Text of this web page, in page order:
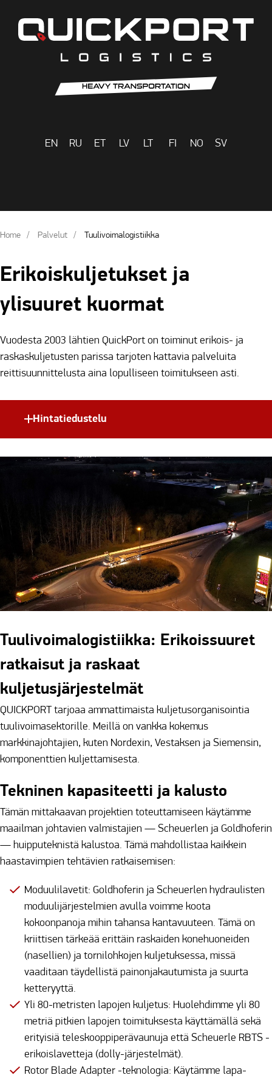
EN RU ET LV LT FI NO SV
Home Palvelut Tuulivoimalogistiikka
Erikoiskuljetukset ja
ylisuuret kuormat
Vuodesta 2003 lähtien QuickPort on toiminut erikois- ja
raskaskuljetusten parissa tarjoten kattavia palveluita
reittisuunnittelusta aina lopulliseen toimitukseen asti.
Hintatiedustelu
Tuulivoimalogistiikka: Erikoissuuret
ratkaisut ja raskaat
kuljetusjärjestelmät
QUICKPORT tarjoaa ammattimaista kuljetusorganisointia
tuulivoimasektorille. Meillä on vankka kokemus
markkinajohtajien, kuten Nordexin, Vestaksen ja Siemensin,
komponenttien kuljettamisesta.
Tekninen kapasiteetti ja kalusto
Tämän mittakaavan projektien toteuttamiseen käytämme
maailman johtavien valmistajien — Scheuerlen ja Goldhoferin
— huipputeknistä kalustoa. Tämä mahdollistaa kaikkein
haastavimpien tehtävien ratkaisemisen:
Moduulilavetit: Goldhoferin ja Scheuerlen hydraulisten
moduulijärjestelmien avulla voimme koota
kokoonpanoja mihin tahansa kantavuuteen. Tämä on
kriittisen tärkeää erittäin raskaiden konehuoneiden
(nasellien) ja tornilohkojen kuljetuksessa, missä
vaaditaan täydellistä painonjakautumista ja suurta
ketteryyttä.
Yli 80-metristen lapojen kuljetus: Huolehdimme yli 80
metriä pitkien lapojen toimituksesta käyttämällä sekä
erityisiä teleskooppiperävaunuja että Scheuerle RBTS -
erikoislavetteja (dolly-järjestelmät).
Rotor Blade Adapter -teknologia: Käytämme lapa-